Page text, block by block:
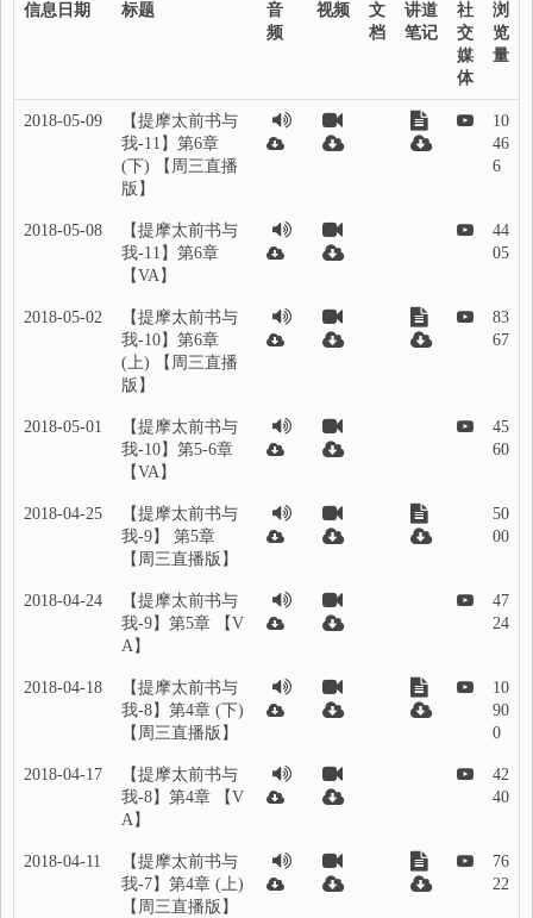
信息日期 标题
音
频
视频
文
档
讲道
笔记
社
交
媒
体
浏
览
量
2018-05-09
【提摩太前书与
我-11】第6章
(下) 【周三直播
版】
10
46
6
2018-05-08
【提摩太前书与
我-11】第6章
【VA】
44
05
2018-05-02
【提摩太前书与
我-10】第6章
(上) 【周三直播
版】
83
67
2018-05-01
【提摩太前书与
我-10】第5-6章
【VA】
45
60
2018-04-25
【提摩太前书与
我-9】 第5章
【周三直播版】
50
00
2018-04-24
【提摩太前书与
我-9】第5章 【V
A】
47
24
2018-04-18
【提摩太前书与
我-8】第4章 (下)
【周三直播版】
10
90
0
2018-04-17
【提摩太前书与
我-8】第4章 【V
A】
42
40
2018-04-11
【提摩太前书与
我-7】第4章 (上)
【周三直播版】
76
22